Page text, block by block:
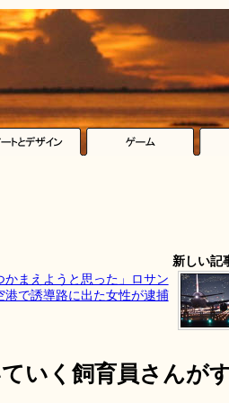
新しい記
かまえようと思った」ロサン
港で誘導路に出た女性が逮捕
いく飼育員さんが